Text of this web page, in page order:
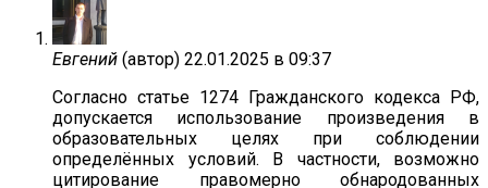
Евгений (автор) 22.01.2025 в 09:37
Согласно статье 1274 Гражданского кодекса РФ,
допускается использование произведения в
образовательных целях при соблюдении
определённых условий. В частности, возможно
цитирование правомерно обнародованных